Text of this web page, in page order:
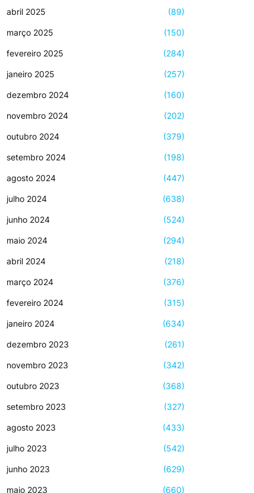
abril 2025 (89)
março 2025 (150)
fevereiro 2025 (284)
janeiro 2025 (257)
dezembro 2024 (160)
novembro 2024 (202)
outubro 2024 (379)
setembro 2024 (198)
agosto 2024 (447)
julho 2024 (638)
junho 2024 (524)
maio 2024 (294)
abril 2024 (218)
março 2024 (376)
fevereiro 2024 (315)
janeiro 2024 (634)
dezembro 2023 (261)
novembro 2023 (342)
outubro 2023 (368)
setembro 2023 (327)
agosto 2023 (433)
julho 2023 (542)
junho 2023 (629)
maio 2023 (660)